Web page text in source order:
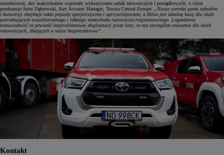
mundurowej, aby maksymalnie wspierały wykonywanie zadań ratowniczych i porządkowych, o czym
przekonuje Artur Dąbrowski, Key Account Manager, Toyota Central Europe:
„Nasza szeroka gama zabudów
i konwersji obejmuje także pojazdy specjalistyczne i uprzywilejowane, a Hilux jest idealną bazą dla służb
potrzebujących wszechstronnego i lekkiego samochodu ratowniczo-rozpoznawczego. Legendarna
niezawodność to pewność bezproblemowej eksploatacji przez lata, co ma szczególne znaczenie dla służb
ratowniczych, dbających o nasze bezpieczeństwo”.
Kontakt